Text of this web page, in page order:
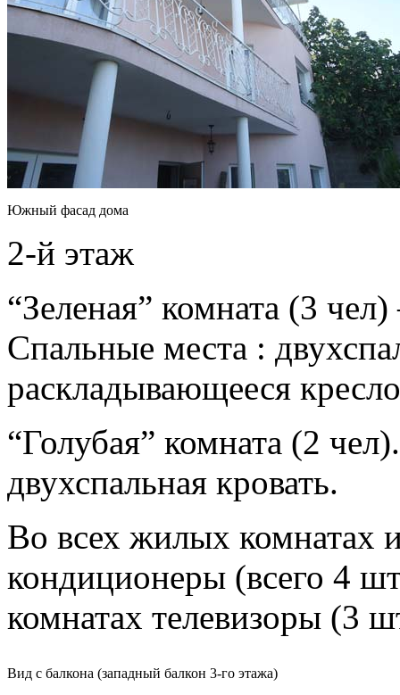
Южный фасад дома
2-й этаж
“Зеленая” комната (3
Спальные места :
раскладывающееся
“Голубая” комната (2
двухспальная кровать.
Во всех жилых комнатах
кондиционеры (всего 4
комнатах телевизоры (3
Вид с балкона (западный балкон 3-го этажа)